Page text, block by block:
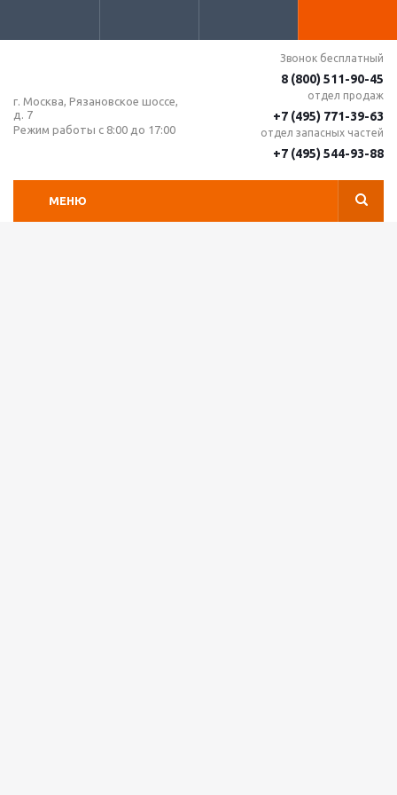
г. Москва, Рязановское шоссе,
д. 7
Режим работы с 8:00 до 17:00
Звонок бесплатный
8 (800) 511-90-45
отдел продаж
+7 (495) 771-39-63
отдел запасных частей
+7 (495) 544-93-88
МЕНЮ